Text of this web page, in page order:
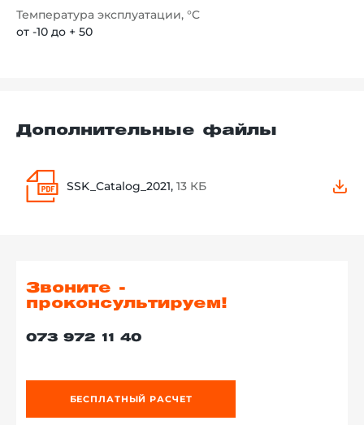
Температура эксплуатации, °C
от -10 до + 50
Дополнительные файлы
SSK_Catalog_2021, 13 КБ
Звоните -
проконсультируем!
073 972 11 40
БЕСПЛАТНЫЙ РАСЧЕТ